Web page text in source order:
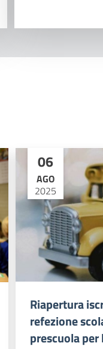
06
AGO
2025
Riapertura
refezione
prescuola